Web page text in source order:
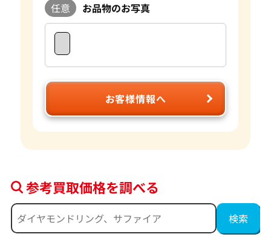
任意 お品物のお写真
お客様情報へ
参考買取価格を調べる